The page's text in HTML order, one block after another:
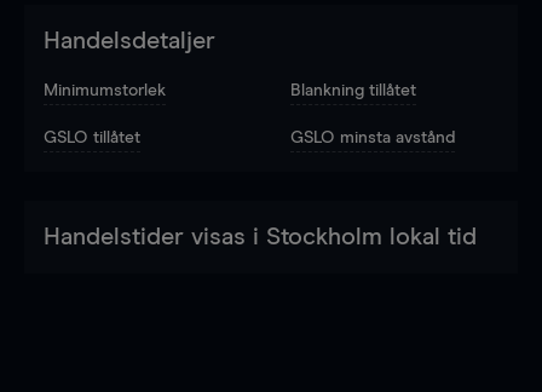
Handelsdetaljer
Minimumstorlek Blankning tillåtet
GSLO tillåtet GSLO minsta avstånd
Handelstider visas i Stockholm lokal tid